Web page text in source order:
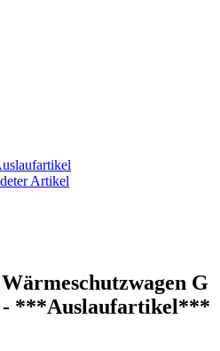
Artikel
G
- ***Auslaufartikel***